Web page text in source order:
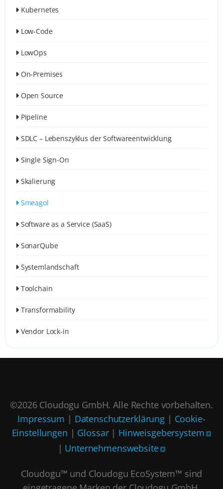
Kubernetes
Low-Code
LowOps
On-Premises
Open Source
Pipeline
SDLC – Lebenszyklus der Softwareentwicklung
Single Sign-On
Skalierung
Smeagol
Software as a Service (SaaS)
SonarQube
Systemlandschaft
Toolchain
Transformability
Vendor Lock-in
©2026 Cloudogu GmbH. Alle Rechte vorbehalten.
Impressum | Datenschutzerklärung| Cookie-
Einstellungen | Glossar| Hinweisgebersystem
| Unternehmenswebsite
Cloudogu™ und Cloudogu EcoSystem™ sind